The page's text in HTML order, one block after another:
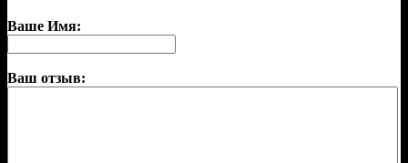
Ваше Имя:
Ваш отзыв: